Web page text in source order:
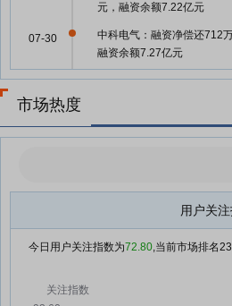
元，融资余额7.22亿元
中科电气：融资净偿还712万
融资余额7.27亿元
07-30
中科电气：融资净偿还
中科电气：融资净买入
07-28
中科电气7月24日快速上涨
元，融资余额7.33亿元
07-23
市场热度
用户关
今日用户关注指数为72.80,当前市场排名